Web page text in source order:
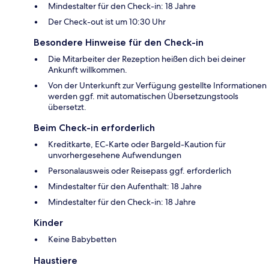
Mindestalter für den Check-in: 18 Jahre
Der Check-out ist um 10:30 Uhr
Besondere Hinweise für den Check-in
Die Mitarbeiter der Rezeption heißen dich bei deiner
Ankunft willkommen.
Von der Unterkunft zur Verfügung gestellte Informationen
werden ggf. mit automatischen Übersetzungstools
übersetzt.
Beim Check-in erforderlich
Kreditkarte, EC-Karte oder Bargeld-Kaution für
unvorhergesehene Aufwendungen
Personalausweis oder Reisepass ggf. erforderlich
Mindestalter für den Aufenthalt: 18 Jahre
Mindestalter für den Check-in: 18 Jahre
Kinder
Keine Babybetten
Haustiere